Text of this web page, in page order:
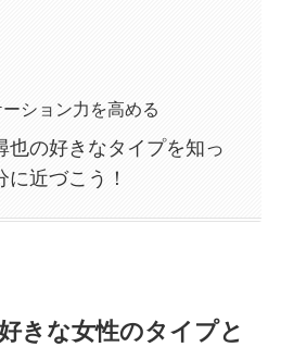
ション力を高める
也の好きなタイプを知っ
近づこう！
きな女性のタイプと